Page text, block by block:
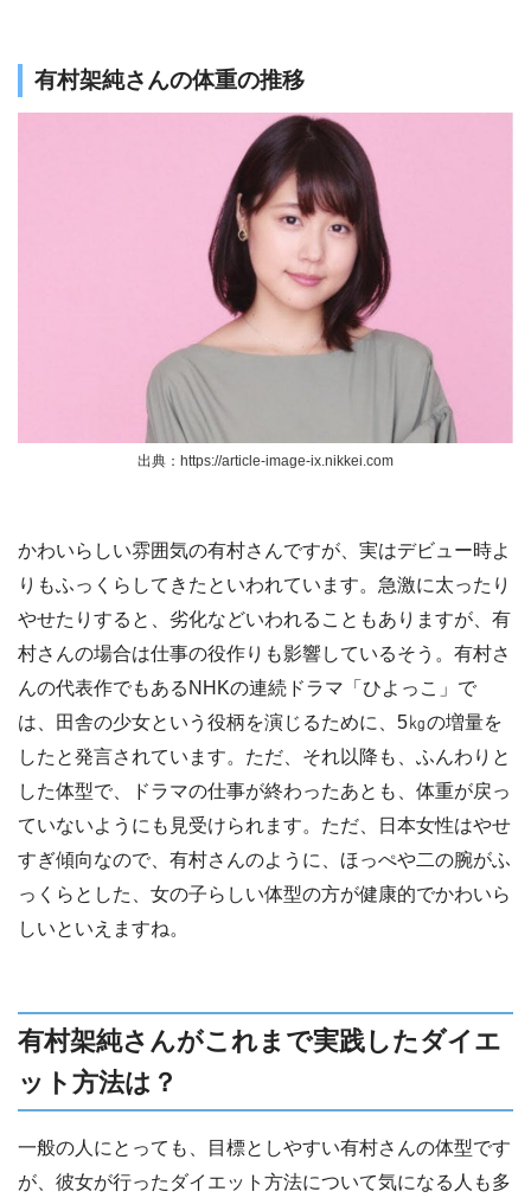
有村架純さんの体重の推移
出典：https://article-image-ix.nikkei.com
かわいらしい雰囲気の有村さんですが、実はデビュー時よ
りもふっくらしてきたといわれています。急激に太ったり
やせたりすると、劣化などいわれることもありますが、有
村さんの場合は仕事の役作りも影響しているそう。有村さ
んの代表作でもあるNHKの連続ドラマ「ひよっこ」で
は、田舎の少女という役柄を演じるために、5㎏の増量を
したと発言されています。ただ、それ以降も、ふんわりと
した体型で、ドラマの仕事が終わったあとも、体重が戻っ
ていないようにも見受けられます。ただ、日本女性はやせ
すぎ傾向なので、有村さんのように、ほっぺや二の腕がふ
っくらとした、女の子らしい体型の方が健康的でかわいら
しいといえますね。
有村架純さんがこれまで実践したダイエ
ット方法は？
一般の人にとっても、目標としやすい有村さんの体型です
が、彼女が行ったダイエット方法について気になる人も多